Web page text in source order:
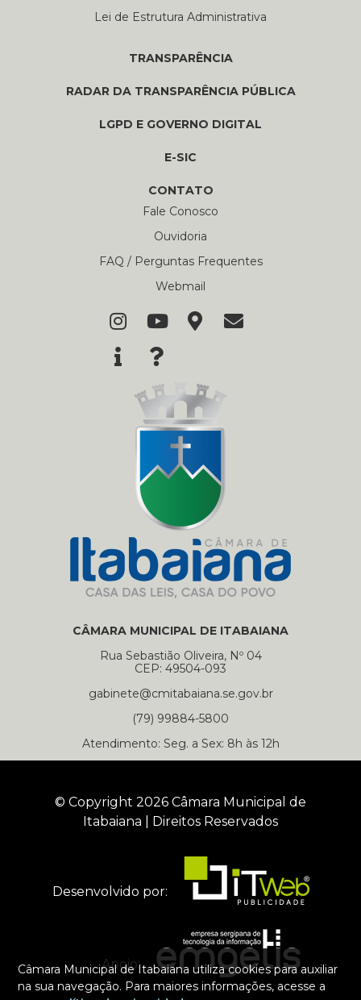
Câmara Municipal de Itabaiana utiliza cookies para auxiliar
na sua navegação. Para maiores informações, acesse a
Lei de Estrutura Administrativa
TRANSPARÊNCIA
RADAR DA TRANSPARÊNCIA PÚBLICA
LGPD E GOVERNO DIGITAL
E-SIC
CONTATO
Fale Conosco
Ouvidoria
FAQ / Perguntas Frequentes
Webmail
CÂMARA MUNICIPAL DE ITABAIANA
Rua Sebastião Oliveira, Nº 04
CEP: 49504-093
gabinete@cmitabaiana.se.gov.br
(79) 99884-5800
Atendimento: Seg. a Sex: 8h às 12h
© Copyright 2026 Câmara Municipal de
Itabaiana | Direitos Reservados
Desenvolvido por:
Apoio: